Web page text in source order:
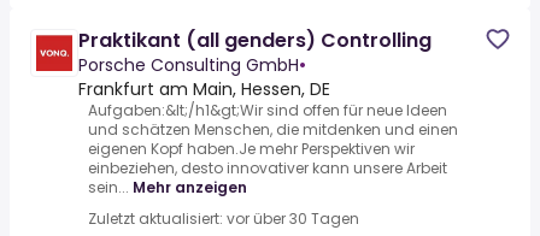
Praktikant (all genders) Controlling
Porsche Consulting GmbH•
Frankfurt am Main, Hessen, DE
Aufgaben:&lt;/h1&gt;Wir sind offen für neue Ideen
und schätzen Menschen, die mitdenken und einen
eigenen Kopf haben.Je mehr Perspektiven wir
einbeziehen, desto innovativer kann unsere Arbeit
sein... Mehr anzeigen
Zuletzt aktualisiert: vor über 30 Tagen